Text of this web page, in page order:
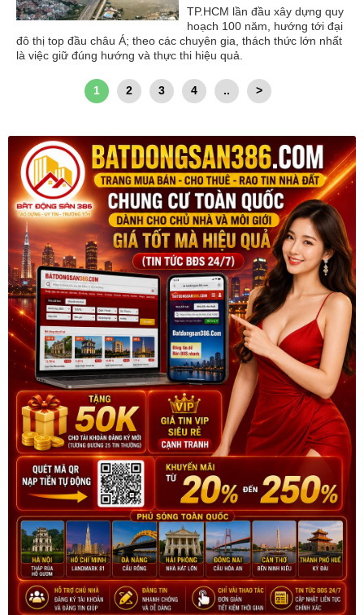
TP.HCM lần đầu xây dựng quy
hoạch 100 năm, hướng tới đại
đô thị top đầu châu Á; theo các chuyên gia, thách thức lớn nhất
là việc giữ đúng hướng và thực thi hiệu quả.
1 2 3 4 .. >